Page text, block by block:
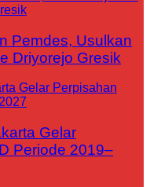
Pemdes, Usulkan
Driyorejo Gresik
Gelar
Periode 2019–